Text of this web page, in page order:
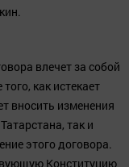
влечет за собой
как истекает
вносить изменения
так и
этого договора.
Конституцию